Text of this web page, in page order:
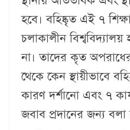
হবে। বহিষ্কৃত এই ৭
চলাকালীন
না। তাদের কৃত
থেকে কেন স্থায়ীভাবে
কারণ দর্শানো এবং ৭
জবাব প্রদানের জন্য বলা